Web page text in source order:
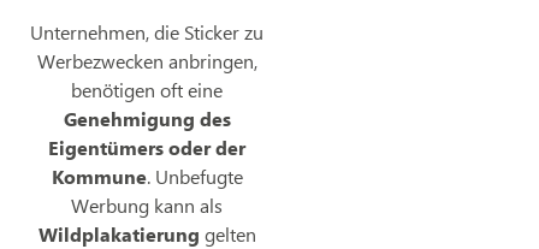
Unternehmen, die Sticker zu
Werbezwecken anbringen,
benötigen oft eine
Genehmigung des
Eigentümers oder der
Kommune. Unbefugte
Werbung kann als
Wildplakatierung gelten